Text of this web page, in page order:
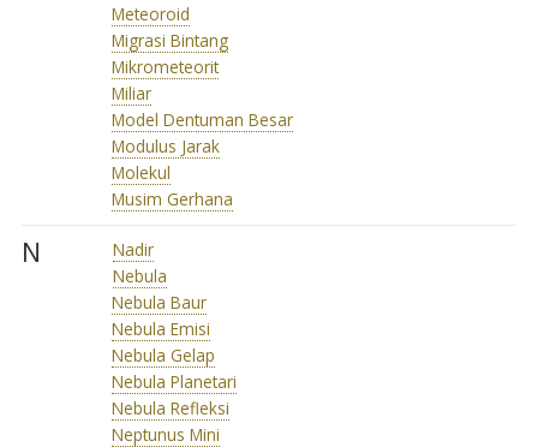
Meteoroid
Migrasi Bintang
Mikrometeorit
Miliar
Model Dentuman Besar
Modulus Jarak
Molekul
Musim Gerhana
N
Nadir
Nebula
Nebula Baur
Nebula Emisi
Nebula Gelap
Nebula Planetari
Nebula Refleksi
Neptunus Mini